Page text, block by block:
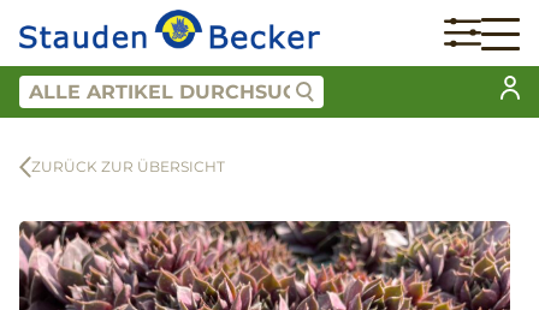
ZURÜCK ZUR ÜBERSICHT